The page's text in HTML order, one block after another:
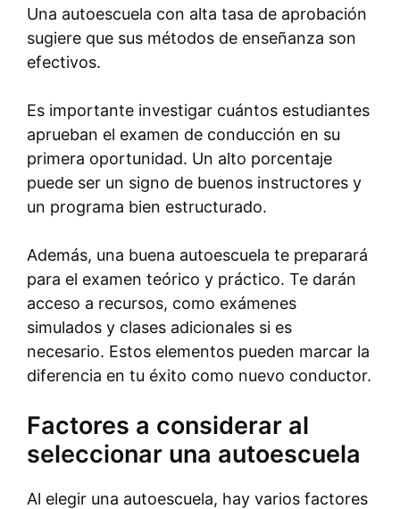
Una autoescuela con alta tasa de aprobación
sugiere que sus métodos de enseñanza son
efectivos.
Es importante investigar cuántos estudiantes
aprueban el examen de conducción en su
primera oportunidad. Un alto porcentaje
puede ser un signo de buenos instructores y
un programa bien estructurado.
Además, una buena autoescuela te preparará
para el examen teórico y práctico. Te darán
acceso a recursos, como exámenes
simulados y clases adicionales si es
necesario. Estos elementos pueden marcar la
diferencia en tu éxito como nuevo conductor.
Factores a considerar al
seleccionar una autoescuela
Al elegir una autoescuela, hay varios factores